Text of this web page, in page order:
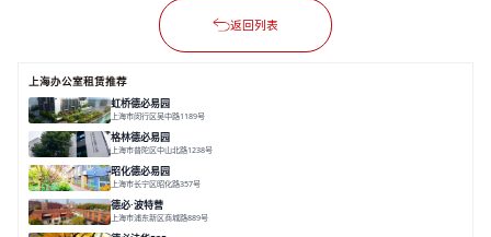
返回列表
上海办公室租赁推荐
虹桥德必易园
上海市闵行区吴中路1189号
格林德必易园
上海市普陀区中山北路1238号
昭化德必易园
上海市长宁区昭化路357号
德必·波特营
上海市浦东新区商城路889号